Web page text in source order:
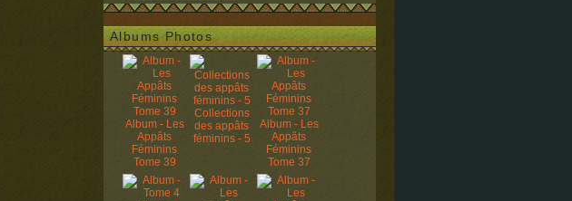
Albums Photos
Album - Les
Appâts
Féminins
Tome 39
Collections
des appâts
féminins - 5
Album - Les
Appâts
Féminins
Tome 37